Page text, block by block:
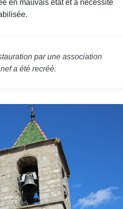
en mauvais état et a nécessité
par une association
a été recréé.